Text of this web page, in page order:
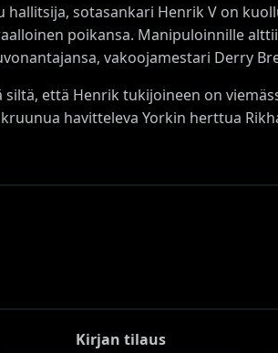
hallitsija, sotasankari Henrik V on
poikansa. Manipuloinnille
vakoojamestari Derry
että Henrik tukijoineen on
havitteleva Yorkin herttua
Kirjan tilaus